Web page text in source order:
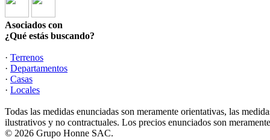
Asociados con
¿Qué estás buscando?
· Terrenos
· Departamentos
· Casas
· Locales
Todas las medidas enunciadas son meramente orientativas, las
ilustrativos y no contractuales. Los precios enunciados son
© 2026 Grupo Honne SAC.